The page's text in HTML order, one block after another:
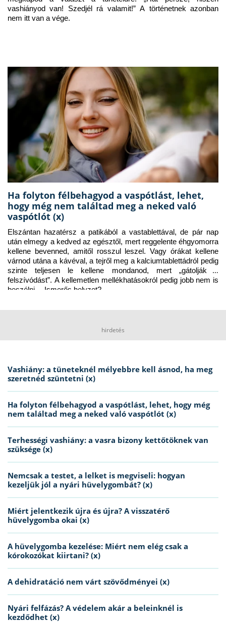
vashiányod van! Szedjél rá valamit!” A történetnek azonban
nem itt van a vége.
Ha folyton félbehagyod a vaspótlást, lehet,
hogy még nem találtad meg a neked való
vaspótlót (x)
Elszántan hazatérsz a patikából a vastablettával, de pár nap
után elmegy a kedved az egésztől, mert reggelente éhgyomorra
kellene bevenned, amitől rosszul leszel. Vagy órákat kellene
várnod utána a kávéval, a tejről meg a kalciumtablettádról pedig
szinte teljesen le kellene mondanod, mert „gátolják a
felszívódást”. A kellemetlen mellékhatásokról pedig jobb nem is
beszélni… Ismerős helyzet?
hirdetés
Vashiány: a tüneteknél mélyebbre kell ásnod, ha meg
szeretnéd szüntetni (x)
Ha folyton félbehagyod a vaspótlást, lehet, hogy még
nem találtad meg a neked való vaspótlót (x)
Terhességi vashiány: a vasra bizony kettőtöknek van
szüksége (x)
Nemcsak a testet, a lelket is megviseli: hogyan
kezeljük jól a nyári hüvelygombát? (x)
Miért jelentkezik újra és újra? A visszatérő
hüvelygomba okai (x)
A hüvelygomba kezelése: Miért nem elég csak a
kórokozókat kiirtani? (x)
A dehidratáció nem várt szövődményei (x)
Nyári felfázás? A védelem akár a beleinknél is
kezdődhet (x)